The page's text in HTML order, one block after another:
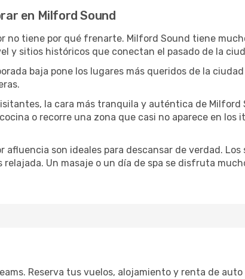
en Milford Sound
no tiene por qué frenarte. Milford Sound tiene
y sitios históricos que conectan el pasado de la
baja pone los lugares más queridos de la
la cara más tranquila y auténtica de Milford
o recorre una zona que casi no aparece en
afluencia son ideales para descansar de verdad.
Un masaje o un día de spa se disfruta
Reserva tus vuelos, alojamiento y renta de